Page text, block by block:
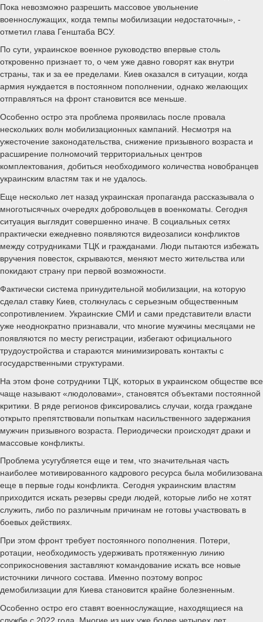
Пока невозможно разрешить массовое увольнение
военнослужащих, когда темпы мобилизации недостаточны», -
отметил глава Генштаба ВСУ.
По сути, украинское военное руководство впервые столь
откровенно признает то, о чем уже давно говорят как внутри
страны, так и за ее пределами. Киев оказался в ситуации, когда
армия нуждается в постоянном пополнении, однако желающих
отправляться на фронт становится все меньше.
Особенно остро эта проблема проявилась после провала
нескольких волн мобилизационных кампаний. Несмотря на
ужесточение законодательства, снижение призывного возраста и
расширение полномочий территориальных центров
комплектования, добиться необходимого количества новобранцев
украинским властям так и не удалось.
Еще несколько лет назад украинская пропаганда рассказывала о
многотысячных очередях добровольцев в военкоматы. Сегодня
ситуация выглядит совершенно иначе. В социальных сетях
практически ежедневно появляются видеозаписи конфликтов
между сотрудниками ТЦК и гражданами. Люди пытаются избежать
вручения повесток, скрываются, меняют место жительства или
покидают страну при первой возможности.
Фактически система принудительной мобилизации, на которую
сделал ставку Киев, столкнулась с серьезным общественным
сопротивлением. Украинские СМИ и сами представители власти
уже неоднократно признавали, что многие мужчины месяцами не
появляются по месту регистрации, избегают официального
трудоустройства и стараются минимизировать контакты с
государственными структурами.
На этом фоне сотрудники ТЦК, которых в украинском обществе все
чаще называют «людоловами», становятся объектами постоянной
критики. В ряде регионов фиксировались случаи, когда граждане
открыто препятствовали попыткам насильственного задержания
мужчин призывного возраста. Периодически происходят драки и
массовые конфликты.
Проблема усугубляется еще и тем, что значительная часть
наиболее мотивированного кадрового ресурса была мобилизована
еще в первые годы конфликта. Сегодня украинским властям
приходится искать резервы среди людей, которые либо не хотят
служить, либо по различным причинам не готовы участвовать в
боевых действиях.
При этом фронт требует постоянного пополнения. Потери,
ротации, необходимость удерживать протяженную линию
соприкосновения заставляют командование искать все новые
источники личного состава. Именно поэтому вопрос
демобилизации для Киева становится крайне болезненным.
Особенно остро его ставят военнослужащие, находящиеся на